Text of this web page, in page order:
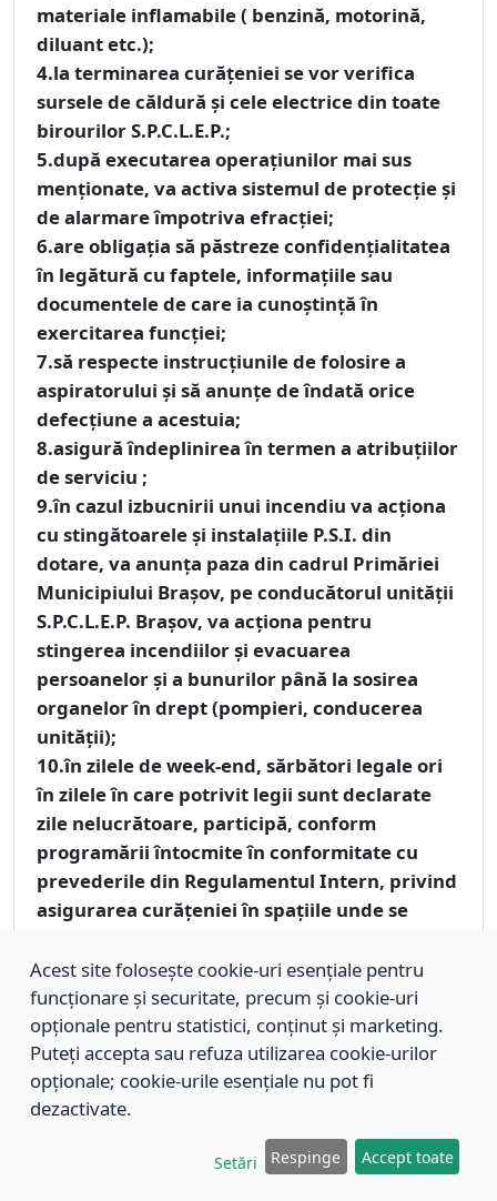
materiale inflamabile ( benzină, motorină,
diluant etc.);
4.la terminarea curăţeniei se vor verifica
sursele de căldură şi cele electrice din toate
birourilor S.P.C.L.E.P.;
5.după executarea operaţiunilor mai sus
menţionate, va activa sistemul de protecţie şi
de alarmare împotriva efracţiei;
6.are obligaţia să păstreze confidenţialitatea
în legătură cu faptele, informaţiile sau
documentele de care ia cunoştinţă în
exercitarea funcţiei;
7.să respecte instrucţiunile de folosire a
aspiratorului şi să anunţe de îndată orice
defecţiune a acestuia;
8.asigură îndeplinirea în termen a atribuţiilor
de serviciu ;
9.în cazul izbucnirii unui incendiu va acţiona
cu stingătoarele şi instalaţiile P.S.I. din
dotare, va anunţa paza din cadrul Primăriei
Municipiului Braşov, pe conducătorul unităţii
S.P.C.L.E.P. Braşov, va acţiona pentru
stingerea incendiilor şi evacuarea
persoanelor şi a bunurilor până la sosirea
organelor în drept (pompieri, conducerea
unităţii);
10.în zilele de week-end, sărbători legale ori
în zilele în care potrivit legii sunt declarate
zile nelucrătoare, participă, conform
programării întocmite în conformitate cu
prevederile din Regulamentul Intern, privind
asigurarea curăţeniei în spaţiile unde se
spații aferente;
11.nerespectarea atribuţiilor de serviciu va
atrage după sine sancţionarea conform legii;
12.participă la şedinţele de instruire pe linie
de P.S.I.;
13.respectă prevederile Regulamentului
Intern, Regulamentului de Organizare şi
Funcţionare al S.P.C.L.E.P.;
Acest site folosește cookie-uri esențiale pentru
funcționare și securitate, precum și cookie-uri
opționale pentru statistici, conținut și marketing.
Puteți accepta sau refuza utilizarea cookie-urilor
opționale; cookie-urile esențiale nu pot fi
dezactivate.
Setări Respinge Accept toate